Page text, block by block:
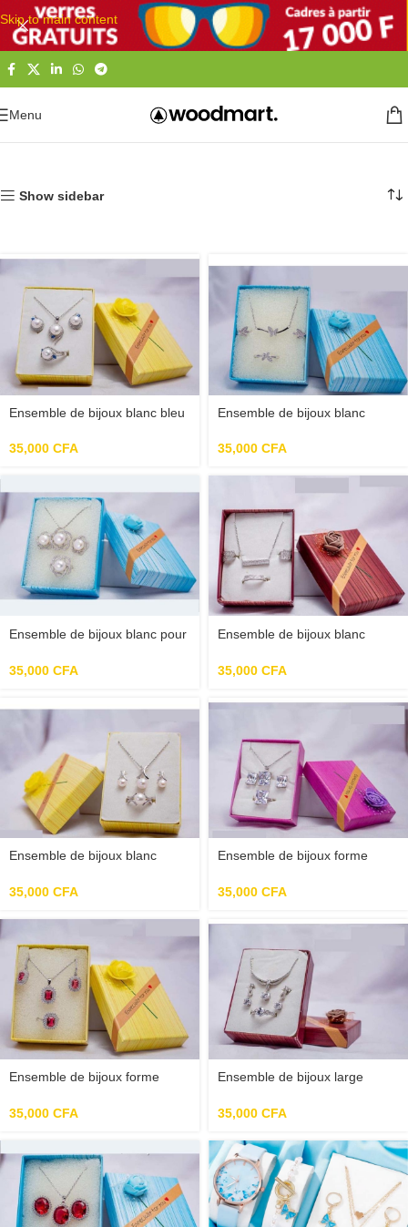
Skip to main content
Menu
Show sidebar
Ensemble de bijoux blanc bleu
35,000 CFA
Ensemble de bijoux blanc
35,000 CFA
Ensemble de bijoux blanc pour
35,000 CFA
Ensemble de bijoux blanc
35,000 CFA
Ensemble de bijoux blanc
35,000 CFA
Ensemble de bijoux forme
35,000 CFA
Ensemble de bijoux forme
35,000 CFA
Ensemble de bijoux large
35,000 CFA